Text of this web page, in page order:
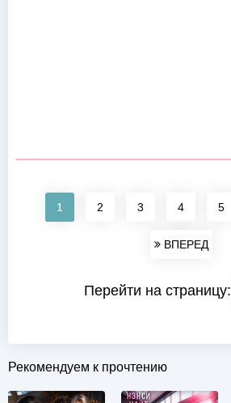
1 2 3 4 5
ВПЕРЕД
Перейти на страницу:
Рекомендуем к прочтению